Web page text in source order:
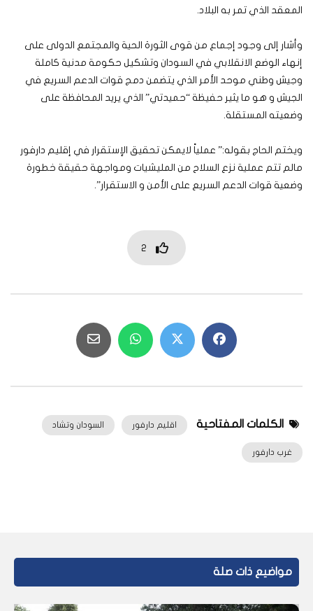
المعقد الذي تمر به البلاد.
وأشار إلى وجود إجماع من قوى الثورة الحية والمجتمع الدولى على
إنهاء الوضع الانقلابي في السودان وتشكيل حكومة مدنية كاملة
وجيش وطني موحد الأمر الذي يتضمن دمج قوات الدعم السريع في
الجيش و هو ما يثير حفيظة “حميدتي” الذي يريد المحافظة على
وضعيته المستقلة.
ويختم الحاج بقوله:” عملياً لايمكن تحقيق الإستقرار في إقليم دارفور
مالم تتم عملية نزع السلاح من المليشيات ومواجهة حقيقة خطورة
وضعية قوات الدعم السريع على الأمن و الاستقرار”.
2
الكلمات المفتاحية اقليم دارفور السودان وتشاد
غرب دارفور
مواضيع ذات صلة